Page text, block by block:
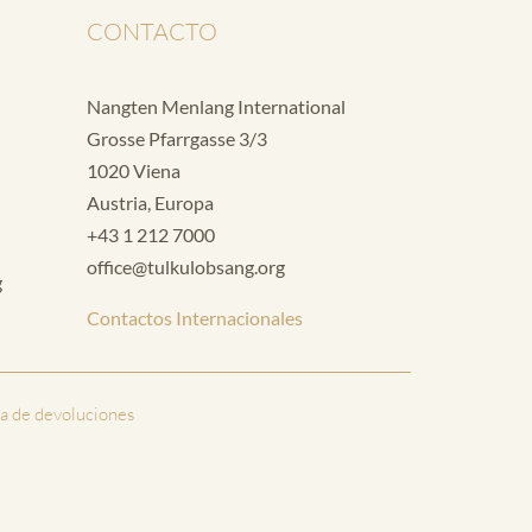
CONTACTO
Nangten Menlang International
Grosse Pfarrgasse 3/3
1020 Viena
Austria, Europa
+43 1 212 7000
office@tulkulobsang.org
Contactos Internacionales
de devoluciones